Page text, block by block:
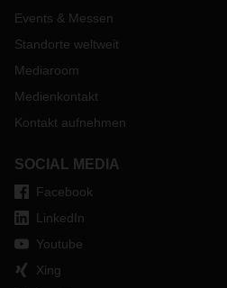
Events & Messen
Standorte weltweit
Mediaroom
Medienkontakt
Kontakt aufnehmen
SOCIAL MEDIA
Facebook
LinkedIn
Youtube
Xing